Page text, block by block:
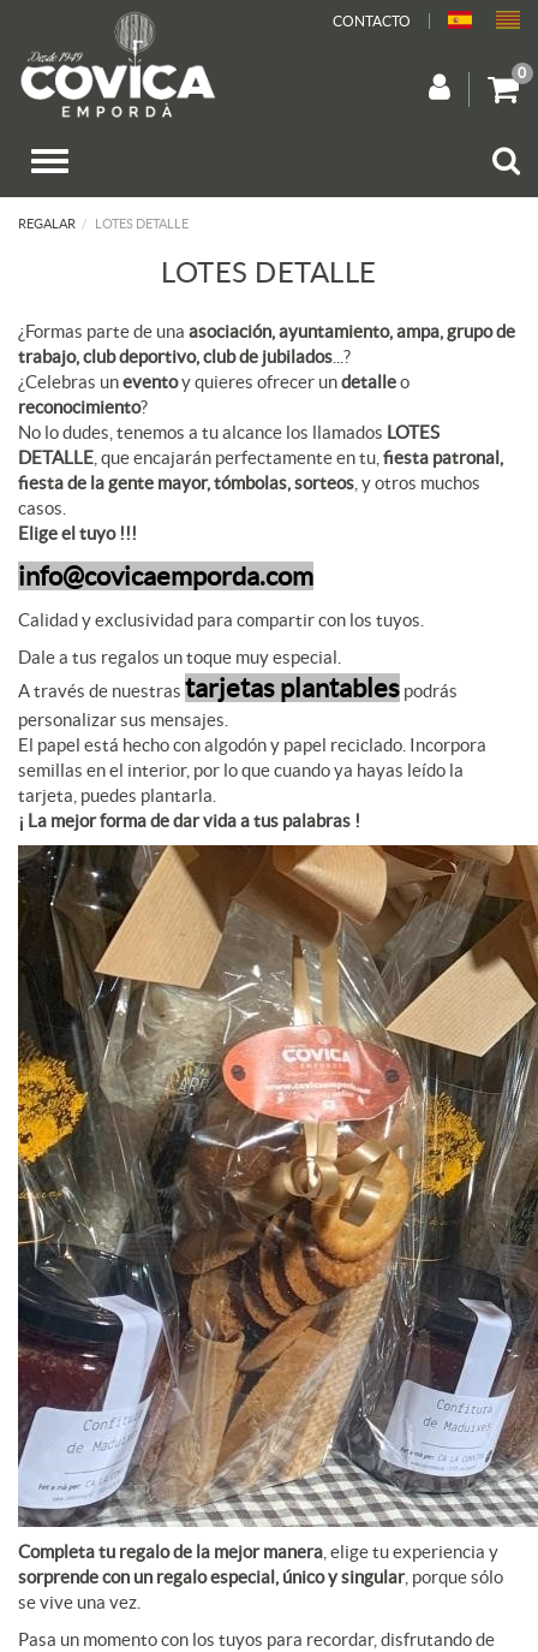
CONTACTO
0
REGALAR LOTES DETALLE
LOTES DETALLE
¿Formas parte de una asociación, ayuntamiento, ampa, grupo de
trabajo, club deportivo, club de jubilados ...?
¿Celebras uneventoy quieres ofrecer undetalleo
reconocimiento?
No lo dudes, tenemos a tu alcance los llamados LOTES
DETALLE , que encajarán perfectamente en tu, fiesta patronal,
fiesta de la gente mayor, tómbolas, sorteos , y otros muchos
casos.
Elige el tuyo !!!
info@covicaemporda.com
Calidad y exclusividad para compartir con los tuyos.
Dale a tus regalos un toque muy especial.
A través de nuestras tarjetas plantables podrás
personalizar sus mensajes.
El papel está hecho con algodón y papel reciclado. Incorpora
semillas en el interior, por lo que cuando ya hayas leído la
tarjeta, puedes plantarla.
¡ La mejor forma de dar vida a tus palabras !
Completa tu regalo de la mejor manera , elige tu experiencia y
sorprende con un regalo especial, único y singular, porque sólo
se vive una vez.
Pasa un momento con los tuyos para recordar, disfrutando de